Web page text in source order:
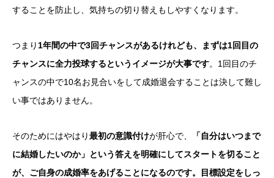
することを防止し、気持ちの切り替えもしやすくなります。
つまり 1年間の中で3回チャンスがあるけれども、まずは1回目の
チャンスに全力投球するというイメージが大事です。1回目のチ
ャンスの中で10名お見合いをして成婚退会することは決して難し
い事ではありません。
そのためにはやはり最初の意識付けが肝心で、
「自分はいつまで
に結婚したいのか」という答えを明確にしてスタートを切ること
が、ご自身の成婚率をあげることになるのです。目標設定をしっ